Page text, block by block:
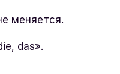
меняется.
das».